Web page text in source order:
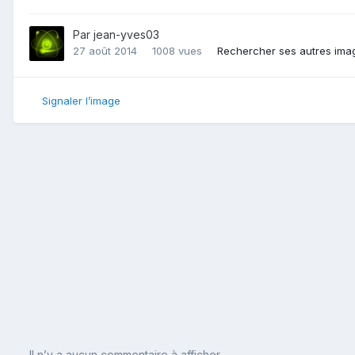
Par jean-yves03
27 août 2014 1008 vues Rechercher ses autres
Signaler l’image